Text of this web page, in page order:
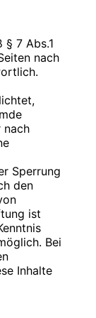
gemäß
55 Abs. 2
erhoben,
es
in ein
beim
Systeme
7 Abs.1
nach
nach
Sperrung
den
ist
Bei
Inhalte